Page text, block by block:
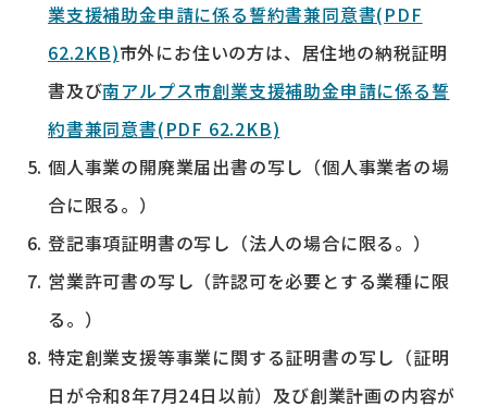
業支援補助金申請に係る誓約書兼同意書(PDF
62.2KB)市外にお住いの方は、居住地の納税証明
書及び南アルプス市創業支援補助金申請に係る誓
約書兼同意書(PDF 62.2KB)
個人事業の開廃業届出書の写し（個人事業者の場
合に限る。）
登記事項証明書の写し（法人の場合に限る。）
営業許可書の写し（許認可を必要とする業種に限
る。）
特定創業支援等事業に関する証明書の写し（証明
日が令和8年7月24日以前）及び創業計画の内容が